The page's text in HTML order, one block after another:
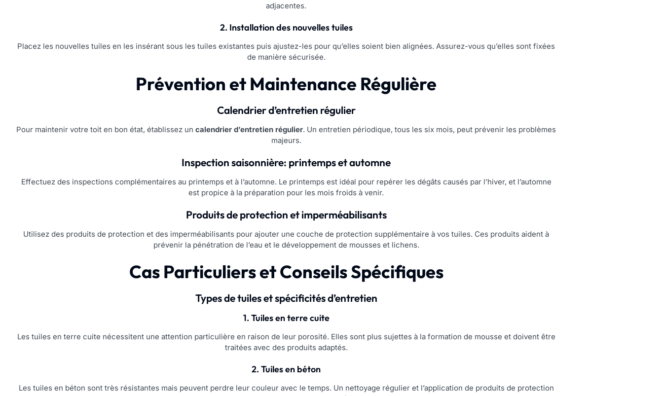
adjacentes.
2. Installation des nouvelles tuiles
Placez les nouvelles tuiles en les insérant sous les tuiles existantes puis ajustez-les pour qu’elles soient bien alignées. Assurez-vous qu’elles sont fixées
de manière sécurisée.
Prévention et Maintenance Régulière
Calendrier d’entretien régulier
Pour maintenir votre toit en bon état, établissez un calendrier d’entretien régulier. Un entretien périodique, tous les six mois, peut prévenir les problèmes
majeurs.
Inspection saisonnière: printemps et automne
Effectuez des inspections complémentaires au printemps et à l’automne. Le printemps est idéal pour repérer les dégâts causés par l’hiver, et l’automne
est propice à la préparation pour les mois froids à venir.
Produits de protection et imperméabilisants
Utilisez des produits de protection et des imperméabilisants pour ajouter une couche de protection supplémentaire à vos tuiles. Ces produits aident à
prévenir la pénétration de l’eau et le développement de mousses et lichens.
Cas Particuliers et Conseils Spécifiques
Types de tuiles et spécificités d’entretien
1. Tuiles en terre cuite
Les tuiles en terre cuite nécessitent une attention particulière en raison de leur porosité. Elles sont plus sujettes à la formation de mousse et doivent être
traitées avec des produits adaptés.
2. Tuiles en béton
Les tuiles en béton sont très résistantes mais peuvent perdre leur couleur avec le temps. Un nettoyage régulier et l’application de produits de protection